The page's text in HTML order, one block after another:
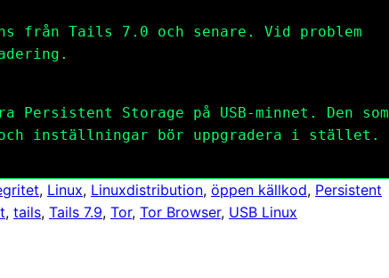
från Tails 7.0 och senare. Vid problem
Storage på USB-minnet. Den som
inställningar bör uppgradera i stället.
, Linux, Linuxdistribution, öppen källkod, Persistent
, tails, Tails 7.9, Tor, Tor Browser, USB Linux